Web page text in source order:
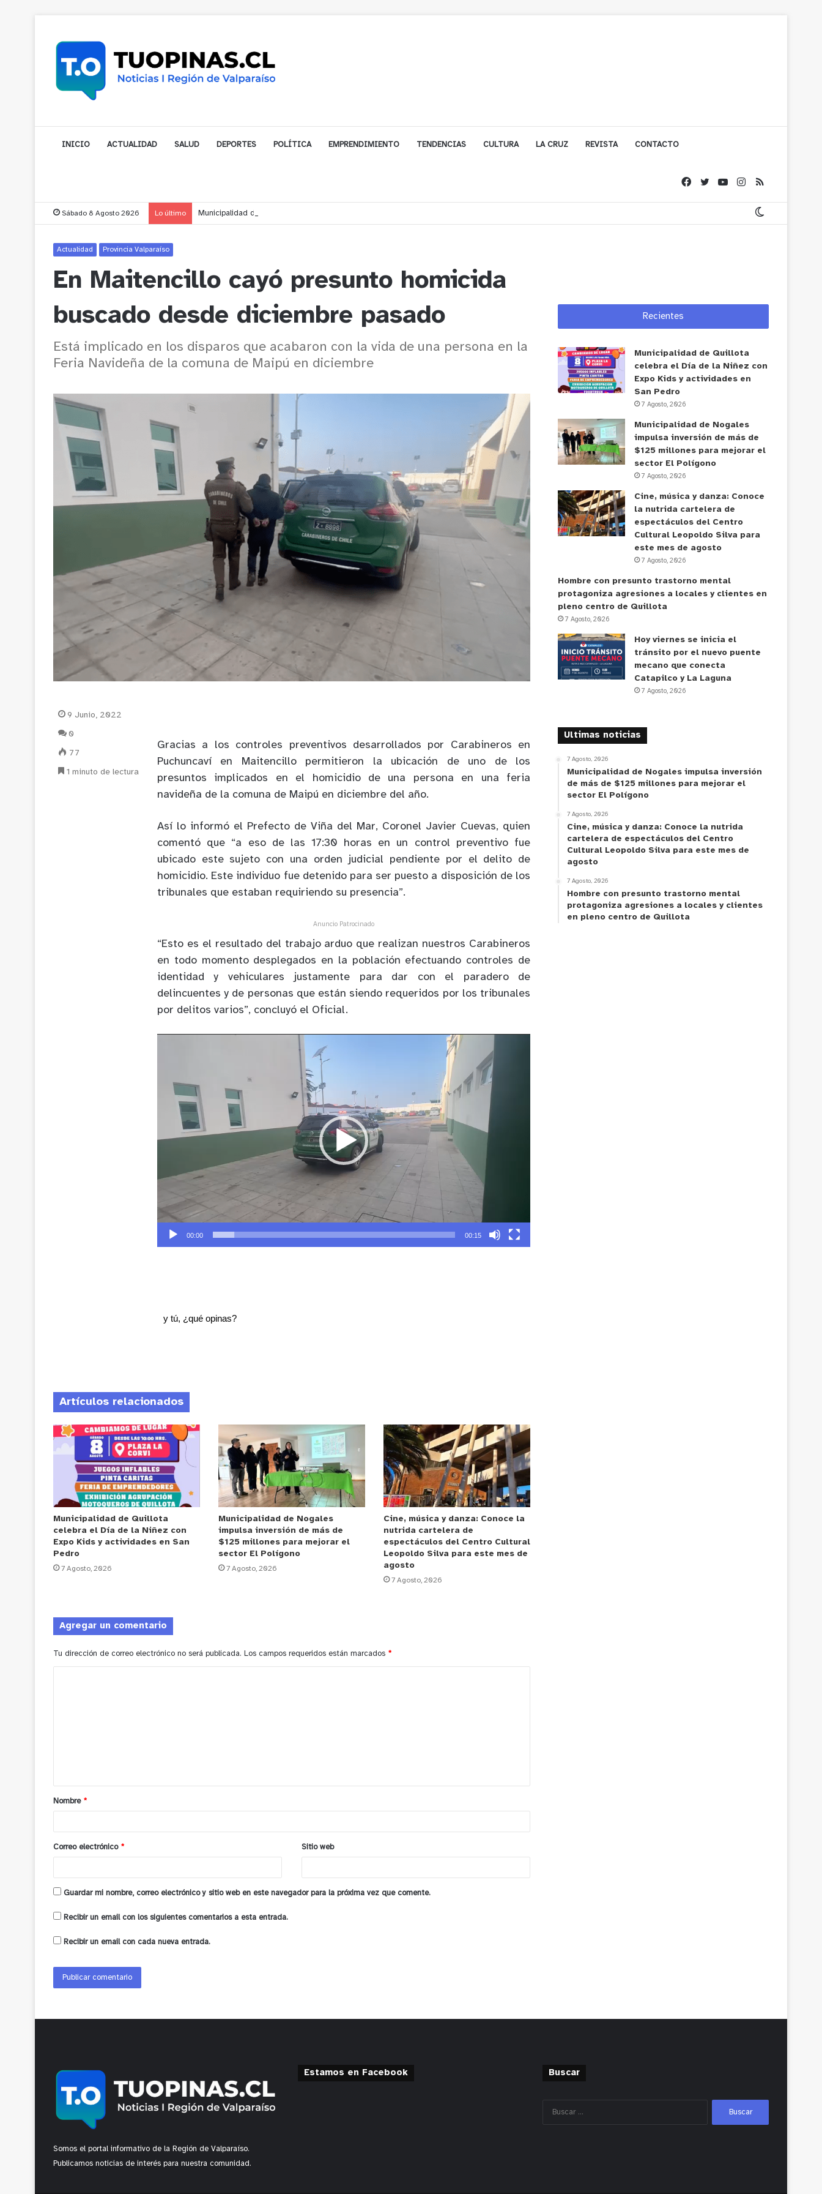
INICIO ACTUALIDAD SALUD DEPORTES POLÍTICA EMPRENDIMIENTO TENDENCIAS CULTURA LA CRUZ REVISTA CONTACTO
Sábado 8 Agosto 2026 Lo último Municipalidad de Nogales impulsa inversión de más de $125 millones para mejorar el sector El Polígono
Actualidad Provincia Valparaíso
En Maitencillo cayó presunto homicida
buscado desde diciembre pasado
Está implicado en los disparos que acabaron con la vida de una persona en la
Feria Navideña de la comuna de Maipú en diciembre
Gracias a los controles preventivos desarrollados por Carabineros en
Puchuncaví en Maitencillo permitieron la ubicación de uno de los
presuntos implicados en el homicidio de una persona en una feria
navideña de la comuna de Maipú en diciembre del año.
Así lo informó el Prefecto de Viña del Mar, Coronel Javier Cuevas, quien
comentó que “a eso de las 17:30 horas en un control preventivo fue
ubicado este sujeto con una orden judicial pendiente por el delito de
homicidio. Este individuo fue detenido para ser puesto a disposición de los
tribunales que estaban requiriendo su presencia”.
Anuncio Patrocinado
“Esto es el resultado del trabajo arduo que realizan nuestros Carabineros
en todo momento desplegados en la población efectuando controles de
identidad y vehiculares justamente para dar con el paradero de
delincuentes y de personas que están siendo requeridos por los tribunales
por delitos varios”, concluyó el Oficial.
00:00 00:15
y tú, ¿qué opinas?
9 Junio, 2022
0
77
1 minuto de lectura
Artículos relacionados
Municipalidad de Quillota
celebra el Día de la Niñez con
Expo Kids y actividades en San
Pedro
7 Agosto, 2026
Municipalidad de Nogales
impulsa inversión de más de
$125 millones para mejorar el
sector El Polígono
7 Agosto, 2026
Cine, música y danza: Conoce la
nutrida cartelera de
espectáculos del Centro Cultural
Leopoldo Silva para este mes de
agosto
7 Agosto, 2026
Agregar un comentario
Tu dirección de correo electrónico no será publicada. Los campos requeridos están marcados *
a
r
*
Nombre *
Correo electrónico * Sitio web
Guardar mi nombre, correo electrónico y sitio web en este navegador para la próxima vez que comente.
Recibir un email con los siguientes comentarios a esta entrada.
Recibir un email con cada nueva entrada.
Recientes
Municipalidad de Quillota
celebra el Día de la Niñez con
Expo Kids y actividades en
San Pedro
7 Agosto, 2026
Municipalidad de Nogales
impulsa inversión de más de
$125 millones para mejorar el
sector El Polígono
7 Agosto, 2026
Cine, música y danza: Conoce
la nutrida cartelera de
espectáculos del Centro
Cultural Leopoldo Silva para
este mes de agosto
7 Agosto, 2026
Hombre con presunto trastorno mental
protagoniza agresiones a locales y clientes en
pleno centro de Quillota
7 Agosto, 2026
Hoy viernes se inicia el
tránsito por el nuevo puente
mecano que conecta
Catapilco y La Laguna
7 Agosto, 2026
Ultimas noticias
7 Agosto, 2026
Municipalidad de Nogales impulsa inversión
de más de $125 millones para mejorar el
sector El Polígono
7 Agosto, 2026
Cine, música y danza: Conoce la nutrida
cartelera de espectáculos del Centro
Cultural Leopoldo Silva para este mes de
agosto
7 Agosto, 2026
Hombre con presunto trastorno mental
protagoniza agresiones a locales y clientes
en pleno centro de Quillota
Somos el portal informativo de la Región de Valparaíso.
Publicamos noticias de interés para nuestra comunidad.
Estamos en Facebook Buscar